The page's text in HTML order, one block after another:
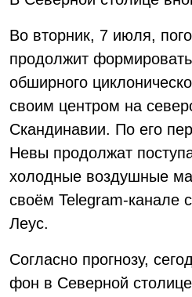
Во вторник, 7 июля,
продолжит
обширного
своим центром на
Скандинавии. По его
Невы продолжат
холодные воздушные
своём Telegram-канале
Леус.
Согласно прогнозу,
фон в Северной